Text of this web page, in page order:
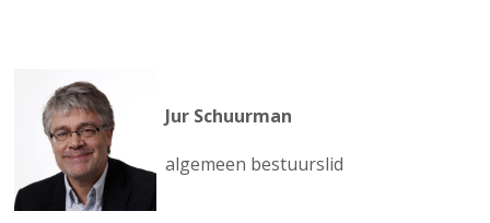
Jur Schuurman
algemeen bestuurslid